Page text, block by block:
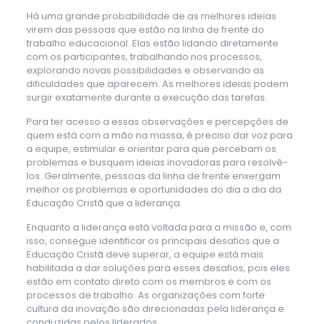
Há uma grande probabilidade de as melhores ideias
virem das pessoas que estão na linha de frente do
trabalho educacional. Elas estão lidando diretamente
com os participantes, trabalhando nos processos,
explorando novas possibilidades e observando as
dificuldades que aparecem. As melhores ideias podem
surgir exatamente durante a execução das tarefas.
Para ter acesso a essas observações e percepções de
quem está com a mão na massa, é preciso dar voz para
a equipe, estimular e orientar para que percebam os
problemas e busquem ideias inovadoras para resolvê-
los. Geralmente, pessoas da linha de frente enxergam
melhor os problemas e oportunidades do dia a dia da
Educação Cristã que a liderança.
Enquanto a liderança está voltada para a missão e, com
isso, consegue identificar os principais desafios que a
Educação Cristã deve superar, a equipe está mais
habilitada a dar soluções para esses desafios, pois eles
estão em contato direto com os membros e com os
processos de trabalho. As organizações com forte
cultura da inovação são direcionadas pela liderança e